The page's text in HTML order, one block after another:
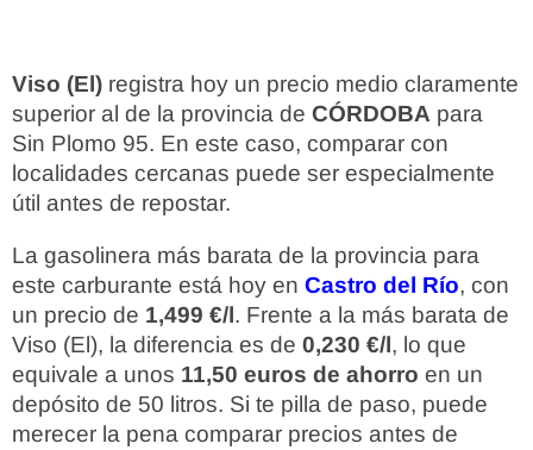
Viso (El) registra hoy un precio medio claramente
superior al de la provincia de CÓRDOBA para
Sin Plomo 95. En este caso, comparar con
localidades cercanas puede ser especialmente
útil antes de repostar.
La gasolinera más barata de la provincia para
este carburante está hoy en Castro del Río, con
un precio de 1,499 €/l. Frente a la más barata de
Viso (El), la diferencia es de 0,230 €/l, lo que
equivale a unos 11,50 euros de ahorro en un
depósito de 50 litros. Si te pilla de paso, puede
merecer la pena comparar precios antes de